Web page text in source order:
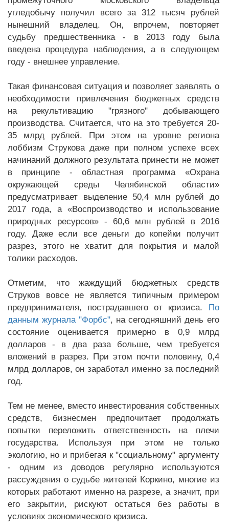
угледобычу получил всего за 312 тысяч рублей
нынешний владелец. Он, впрочем, повторяет
судьбу предшественника - в 2013 году была
введена процедура наблюдения, а в следующем
году - внешнее управление.
Такая финансовая ситуация и позволяет заявлять о
необходимости привлечения бюджетных средств
на рекультивацию "грязного" добывающего
производства. Считается, что на это требуется 20-
35 млрд рублей. При этом на уровне региона
лоббизм Струкова даже при полном успехе всех
начинаний должного результата принести не может
в принципе - областная программа «Охрана
окружающей среды Челябинской области»
предусматривает выделение 50,4 млн рублей до
2017 года, а «Воспроизводство и использование
природных ресурсов» - 60,6 млн рублей в 2016
году. Даже если все деньги до копейки получит
разрез, этого не хватит для покрытия и малой
толики расходов.
Отметим, что жаждущий бюджетных средств
Струков вовсе не является типичным примером
предпринимателя, пострадавшего от кризиса. По
данным журнала "Форбс", на сегодняшний день его
состояние оценивается примерно в 0,9 млрд
долларов - в два раза больше, чем требуется
вложений в разрез. При этом почти половину, 0,4
млрд долларов, он заработал именно за последний
год.
Тем не менее, вместо инвестирования собственных
средств, бизнесмен предпочитает продолжать
попытки переложить ответственность на плечи
государства. Используя при этом не только
экологию, но и прибегая к "социальному" аргументу
- одним из доводов регулярно используются
рассуждения о судьбе жителей Коркино, многие из
которых работают именно на разрезе, а значит, при
его закрытии, рискуют остаться без работы в
условиях экономического кризиса.